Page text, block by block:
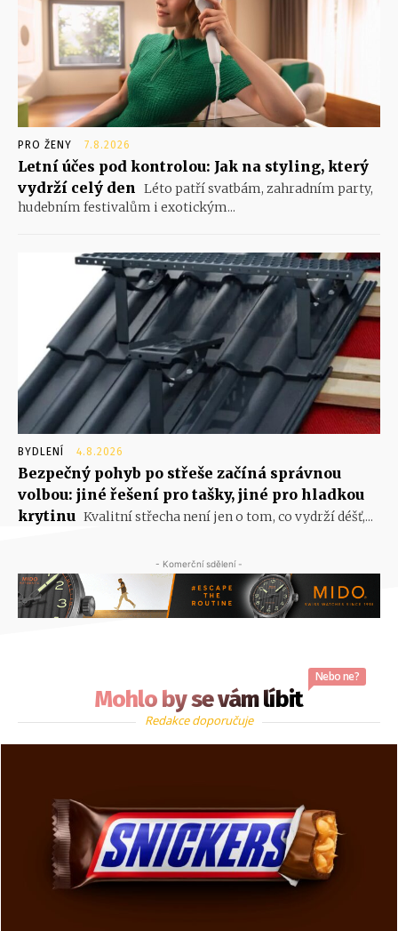
PRO ŽENY 7.8.2026
Letní účes pod kontrolou: Jak na styling, který
vydrží celý den
Léto patří svatbám, zahradním party,
hudebním festivalům i exotickým...
BYDLENÍ 4.8.2026
Bezpečný pohyb po střeše začíná správnou
volbou: jiné řešení pro tašky, jiné pro hladkou
krytinu Kvalitní střecha není jen o tom, co vydrží déšť,...
- Komerční sdělení -
Mohlo by se vám líbit
Nebo ne?
Redakce doporučuje